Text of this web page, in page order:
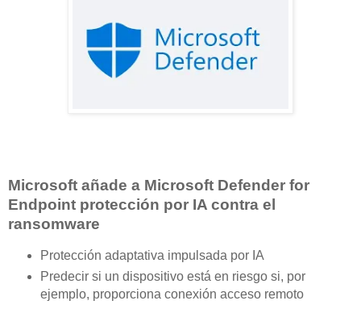
Microsoft añade a Microsoft Defender for
Endpoint protección por IA contra el
ransomware
Protección adaptativa impulsada por IA
Predecir si un dispositivo está en riesgo si, por
ejemplo, proporciona conexión acceso remoto